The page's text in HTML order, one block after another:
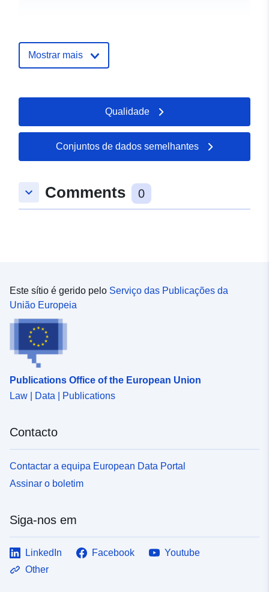
Mostrar mais
Qualidade
Conjuntos de dados semelhantes
keyboard_arrow_down Comments 0
Este sítio é gerido pelo Serviço das Publicações da
União Europeia
Publications Office of the European Union
Law | Data | Publications
Contacto
Contactar a equipa European Data Portal
Assinar o boletim
Siga-nos em
LinkedIn Facebook
Youtube
Other